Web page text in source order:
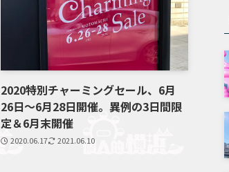
2020特別チャーミングセール、6月
26日～6月28日開催。異例の3日間限
定＆6月末開催
2020.06.17 2021.06.10